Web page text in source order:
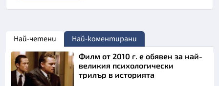
Най-четени Най-коментирани
Филм от 2010 г. е обявен за най-
великия психологически
трилър в историята